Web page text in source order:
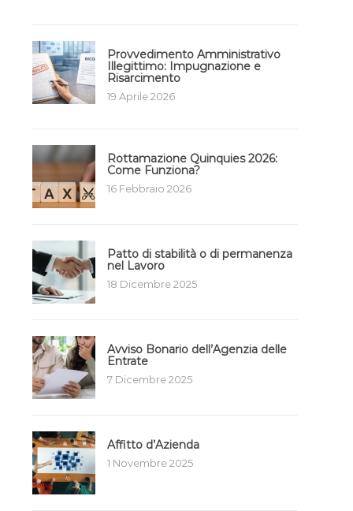
Provvedimento Amministrativo
Illegittimo: Impugnazione e
Risarcimento
19 Aprile 2026
Rottamazione Quinquies 2026:
Come Funziona?
16 Febbraio 2026
Patto di stabilità o di permanenza
nel Lavoro
18 Dicembre 2025
Avviso Bonario dell’Agenzia delle
Entrate
7 Dicembre 2025
Affitto d’Azienda
1 Novembre 2025